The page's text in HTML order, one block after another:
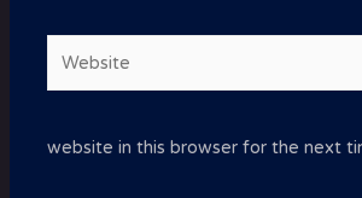
website in this browser for the next